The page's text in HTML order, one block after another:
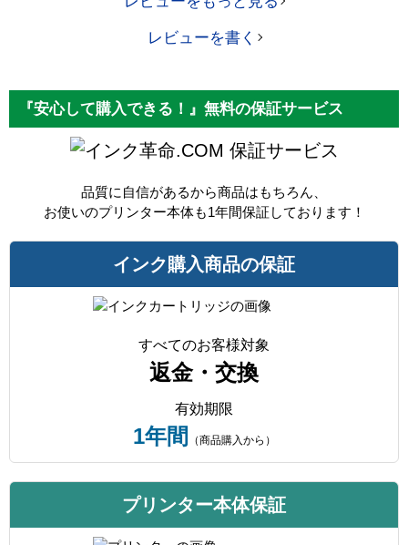
レビューを書く
『安心して購入できる！』無料の保証サービス
保証サービス
品質に自信があるから商品はもちろん、
お使いのプリンター本体も1年間保証しております！
インク購入商品の保証
すべてのお客様対象
返金・交換
有効期限
1年間 （商品購入から）
プリンター本体保証